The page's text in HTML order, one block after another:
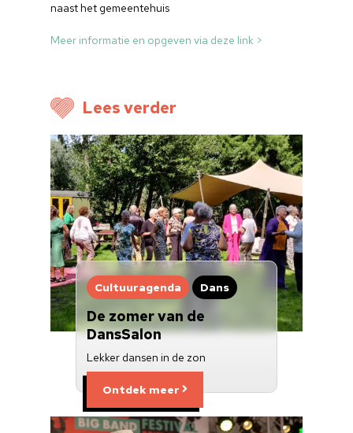
naast het gemeentehuis
Meer informatie en opgeven via deze link >
Lees verder
Cultuuragenda Dans
De zomer van de
DansSalon
Lekker dansen in de zon
Ontdek meer
Cultuur op school
Over ons
Nieuwsbrief
Doneren